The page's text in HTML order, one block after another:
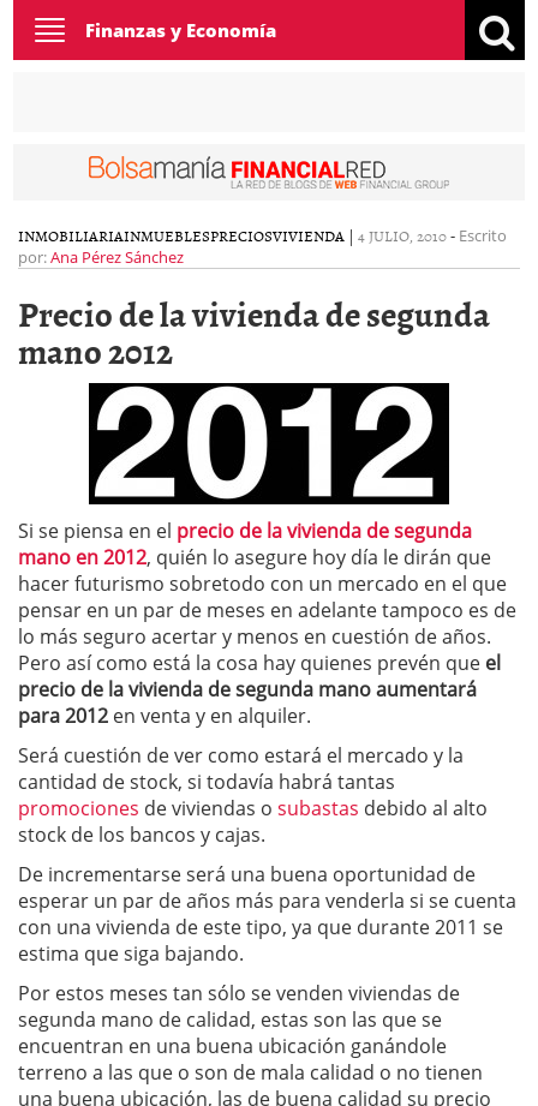
Toggle
navigation
Finanzas y Economía
INMOBILIARIAINMUEBLESPRECIOSVIVIENDA | 4 JULIO, 2010- Escrito
por:Ana Pérez Sánchez
Precio de la vivienda de segunda
mano 2012
Si se piensa en el precio de la vivienda de segunda
mano en 2012, quién lo asegure hoy día le dirán que
hacer futurismo sobretodo con un mercado en el que
pensar en un par de meses en adelante tampoco es de
lo más seguro acertar y menos en cuestión de años.
Pero así como está la cosa hay quienes prevén que el
precio de la vivienda de segunda mano aumentará
para 2012 en venta y en alquiler.
Será cuestión de ver como estará el mercado y la
cantidad de stock, si todavía habrá tantas
promociones de viviendas o subastas debido al alto
stock de los bancos y cajas.
De incrementarse será una buena oportunidad de
esperar un par de años más para venderla si se cuenta
con una vivienda de este tipo, ya que durante 2011 se
estima que siga bajando.
Por estos meses tan sólo se venden viviendas de
segunda mano de calidad, estas son las que se
encuentran en una buena ubicación ganándole
terreno a las que o son de mala calidad o no tienen
una buena ubicación, las de buena calidad su precio